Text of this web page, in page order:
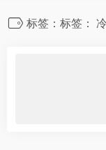
标签：标签：